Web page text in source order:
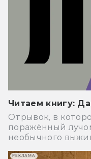
Читаем книгу:
Отрывок, в
поражённый
необычного
РЕКЛАМА